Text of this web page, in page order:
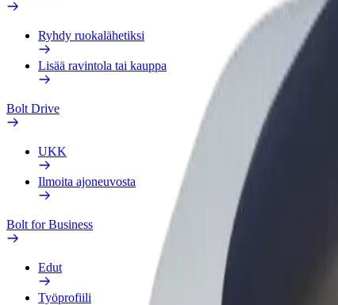
Ryhdy ruokalähetiksi
Lisää ravintola tai kauppa
Bolt Drive
UKK
Ilmoita ajoneuvosta
Bolt for Business
Edut
Työprofiili